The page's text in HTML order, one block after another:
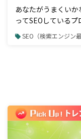
あなたがうまくい
ってSEOしているプ
SEO（検索エンジン最